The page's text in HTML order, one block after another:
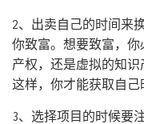
2、出卖自己的时间来
你致富。想要致富，
产权，还是虚拟的知识
这样，你才能获取自己
3、选择项目的时候要